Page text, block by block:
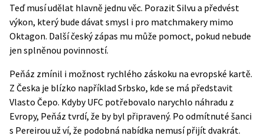
Teď musí udělat hlavně jednu věc. Porazit Silvu a předvést
výkon, který bude dávat smysl i pro matchmakery mimo
Oktagon. Další český zápas mu může pomoct, pokud nebude
jen splněnou povinností.
Peňáz zmínil i možnost rychlého záskoku na evropské kartě.
Z Česka je blízko například Srbsko, kde se má představit
Vlasto Čepo. Kdyby UFC potřebovalo narychlo náhradu z
Evropy, Peňáz tvrdí, že by byl připravený. Po odmítnuté šanci
s Pereirou už ví, že podobná nabídka nemusí přijít dvakrát.